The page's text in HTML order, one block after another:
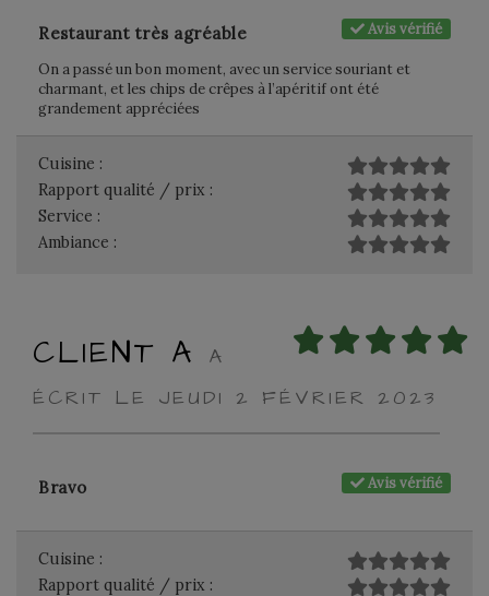
Avis vérifié
Restaurant très agréable
On a passé un bon moment, avec un service souriant et
charmant, et les chips de crêpes à l’apéritif ont été
grandement appréciées
Cuisine :
Rapport qualité / prix :
Service :
Ambiance :
CLIENT A
A
ÉCRIT LE JEUDI 2 FÉVRIER 2023
Avis vérifié
Bravo
Cuisine :
Rapport qualité / prix :